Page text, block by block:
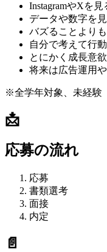
InstagramやXを
データや数字を
バズることより
自分で考えて行
とにかく成長意
将来は広告運用
※全学年対象、未経験
📩
応募の流れ
応募
書類選考
面接
内定
📄